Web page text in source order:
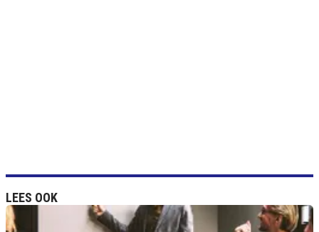
LEES OOK